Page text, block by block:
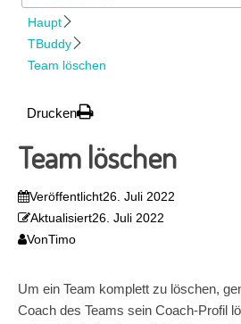
Haupt
TBuddy
Team löschen
Drucken
Team löschen
Veröffentlicht26. Juli 2022
Aktualisiert26. Juli 2022
VonTimo
Um ein Team komplett zu löschen,
Coach des Teams sein Coach-Profil